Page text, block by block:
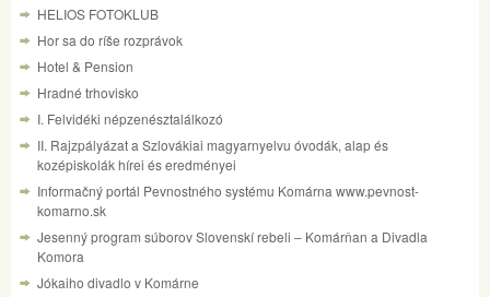
HELIOS FOTOKLUB
Hor sa do ríše rozprávok
Hotel & Pension
Hradné trhovisko
I. Felvidéki népzenésztalálkozó
II. Rajzpályázat a Szlovákiai magyarnyelvu óvodák, alap és
kozépiskolák hírei és eredményei
Informačný portál Pevnostného systému Komárna www.pevnost-
komarno.sk
Jesenný program súborov Slovenskí rebeli – Komárňan a Divadla
Komora
Jókaiho divadlo v Komárne